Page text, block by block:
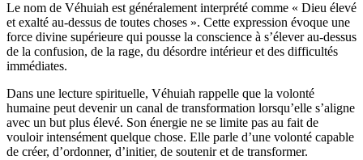
Le nom de Véhuiah est généralement interprété comme « Dieu élevé
et exalté au-dessus de toutes choses ». Cette expression évoque une
force divine supérieure qui pousse la conscience à s’élever au-dessus
de la confusion, de la rage, du désordre intérieur et des difficultés
immédiates.
Dans une lecture spirituelle, Véhuiah rappelle que la volonté
humaine peut devenir un canal de transformation lorsqu’elle s’aligne
avec un but plus élevé. Son énergie ne se limite pas au fait de
vouloir intensément quelque chose. Elle parle d’une volonté capable
de créer, d’ordonner, d’initier, de soutenir et de transformer.